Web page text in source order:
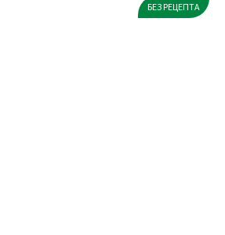
БЕЗ РЕЦЕПТА